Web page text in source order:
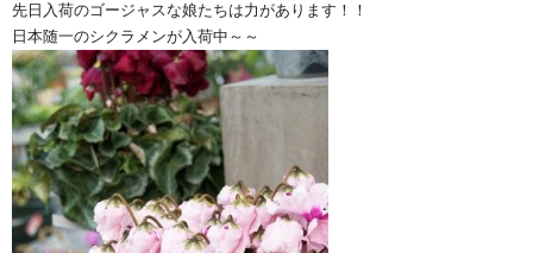
先日入荷のゴージャスな娘たちは力があります！！
日本随一のシクラメンが入荷中～～